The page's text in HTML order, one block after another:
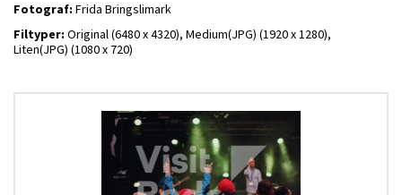
Fotograf: Frida Bringslimark
Filtyper: Original (6480 x 4320), Medium(JPG) (1920 x 1280),
Liten(JPG) (1080 x 720)